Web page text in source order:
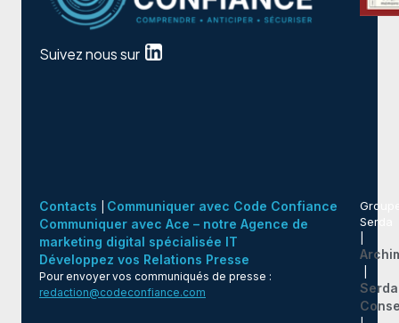
Suivez nous sur
Contacts
Communiquer avec Code Confiance
Communiquer avec Ace – notre Agence de
marketing digital spécialisée IT
Développez vos Relations Presse
Pour envoyer vos communiqués de presse :
redaction@codeconfiance.com
Serda
Serda